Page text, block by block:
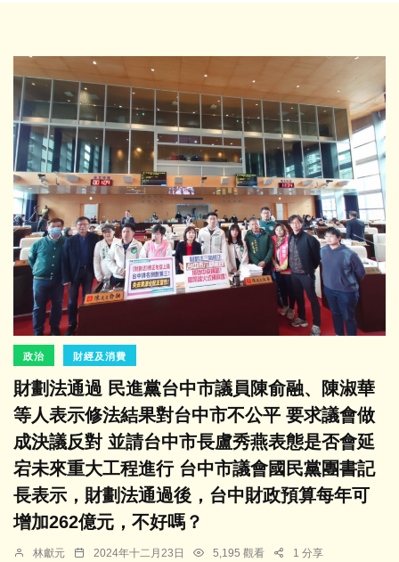
政治 財經及消費
財劃法通過 民進黨台中市議員陳俞融、陳淑華
等人表示修法結果對台中市不公平 要求議會做
成決議反對 並請台中市長盧秀燕表態是否會延
宕未來重大工程進行 台中市議會國民黨團書記
長表示，財劃法通過後，台中財政預算每年可
增加262億元，不好嗎？
林獻元 2024年十二月23日 5,195 觀看 1 分享